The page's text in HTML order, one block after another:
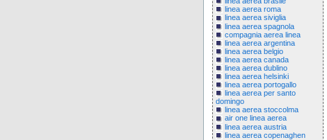
linea aerea roma
linea aerea siviglia
linea aerea spagnola
compagnia aerea linea
linea aerea argentina
linea aerea belgio
linea aerea canada
linea aerea dublino
linea aerea helsinki
linea aerea portogallo
linea aerea per santo
domingo
linea aerea stoccolma
air one linea aerea
linea aerea austria
linea aerea copenaghen